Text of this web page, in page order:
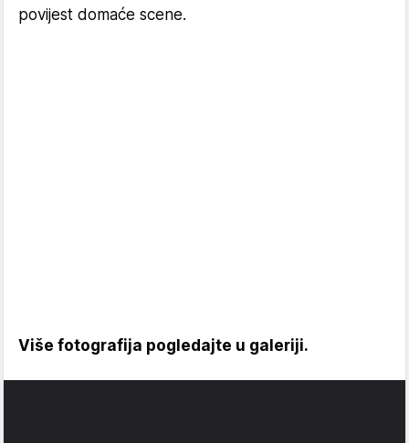
povijest domaće scene.
Više fotografija pogledajte u galeriji.